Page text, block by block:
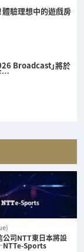
體驗理想中的遊戲房
Broadcast」將於
公司NTT東日本將設
Sports